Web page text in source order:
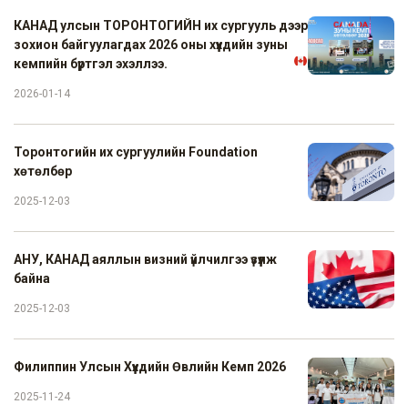
КАНАД улсын ТОРОНТОГИЙН их сургууль дээр
зохион байгуулагдах 2026 оны хүүхдийн зуны
кемпийн бүртгэл эхэллээ.
2026-01-14
Торонтогийн их сургуулийн Foundation
хөтөлбөр
2025-12-03
АНУ, КАНАД аяллын визний үйлчилгээ үзүүлж
байна
2025-12-03
Филиппин Улсын Хүүхдийн Өвлийн Кемп 2026
2025-11-24